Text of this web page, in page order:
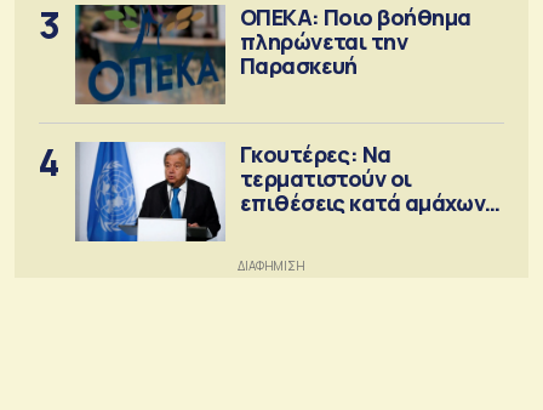
3
ΟΠΕΚΑ: Ποιο βοήθημα
πληρώνεται την
Παρασκευή
4
Γκουτέρες: Να
τερματιστούν οι
επιθέσεις κατά αμάχων